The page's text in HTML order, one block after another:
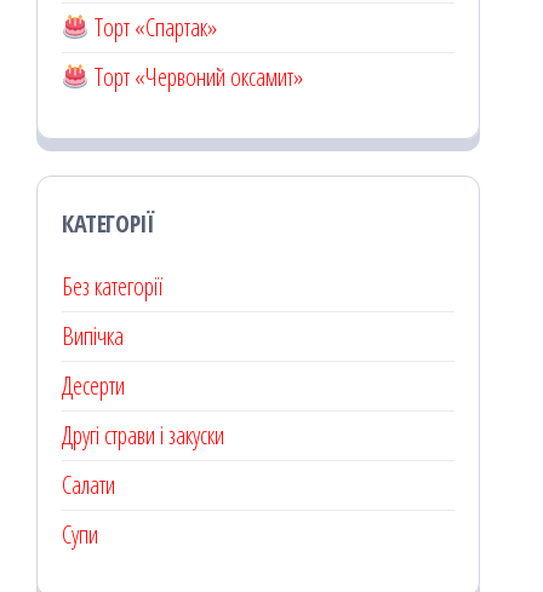
Торт «Спартак»
Торт «Червоний оксамит»
КАТЕГОРІЇ
Без категорії
Випічка
Десерти
Другі страви і закуски
Салати
Супи